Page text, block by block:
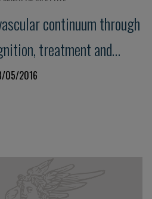
continuum through
treatment and
- 4I – paradigm:
Implement
05/2016